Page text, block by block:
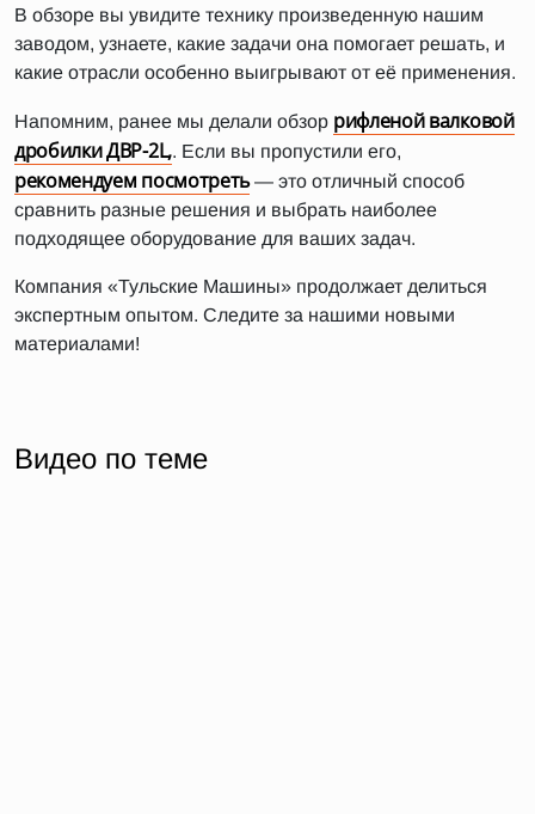
В обзоре вы увидите технику произведенную нашим
заводом, узнаете, какие задачи она помогает решать, и
какие отрасли особенно выигрывают от её применения.
Напомним, ранее мы делали обзор рифленой валковой
дробилки ДВР-2L,. Если вы пропустили его,
рекомендуем посмотреть— это отличный способ
сравнить разные решения и выбрать наиболее
подходящее оборудование для ваших задач.
Компания «Тульские Машины» продолжает делиться
экспертным опытом. Следите за нашими новыми
материалами!
Видео по теме